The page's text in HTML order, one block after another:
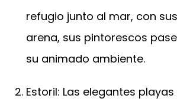
refugio junto al mar, con
arena, sus pintorescos
su animado ambiente.
Estoril: Las elegantes